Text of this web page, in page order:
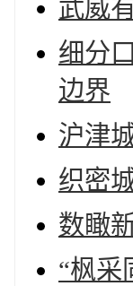
武威
细分
边界
沪津
织密
数瞰
“枫